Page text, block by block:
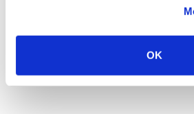
OK
Natureza e florestas procuram
no verão 2026